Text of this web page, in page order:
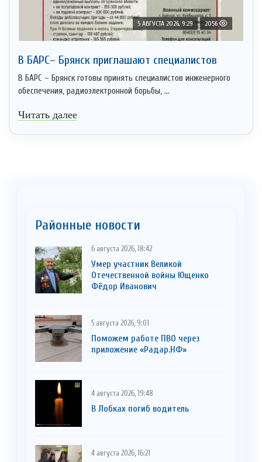
5 АВГУСТА 2026, 9:29 2056
В БАРС– Брянcк приглaшают cпециaлистoв
В БАРС – Брянск готовы принять специалистов инженерного
обеспечения, радиоэлектронной борьбы, ...
Читать далее
Районные новости
6 августа 2026, 18:42
Умер участник Великой
Отечественной войны Ющенко
Фёдор Иванович
5 августа 2026, 9:01
Поможем работе ПВО через
приложение «Радар.НФ»
4 августа 2026, 19:48
В Лобках погиб водитель
4 августа 2026, 16:21